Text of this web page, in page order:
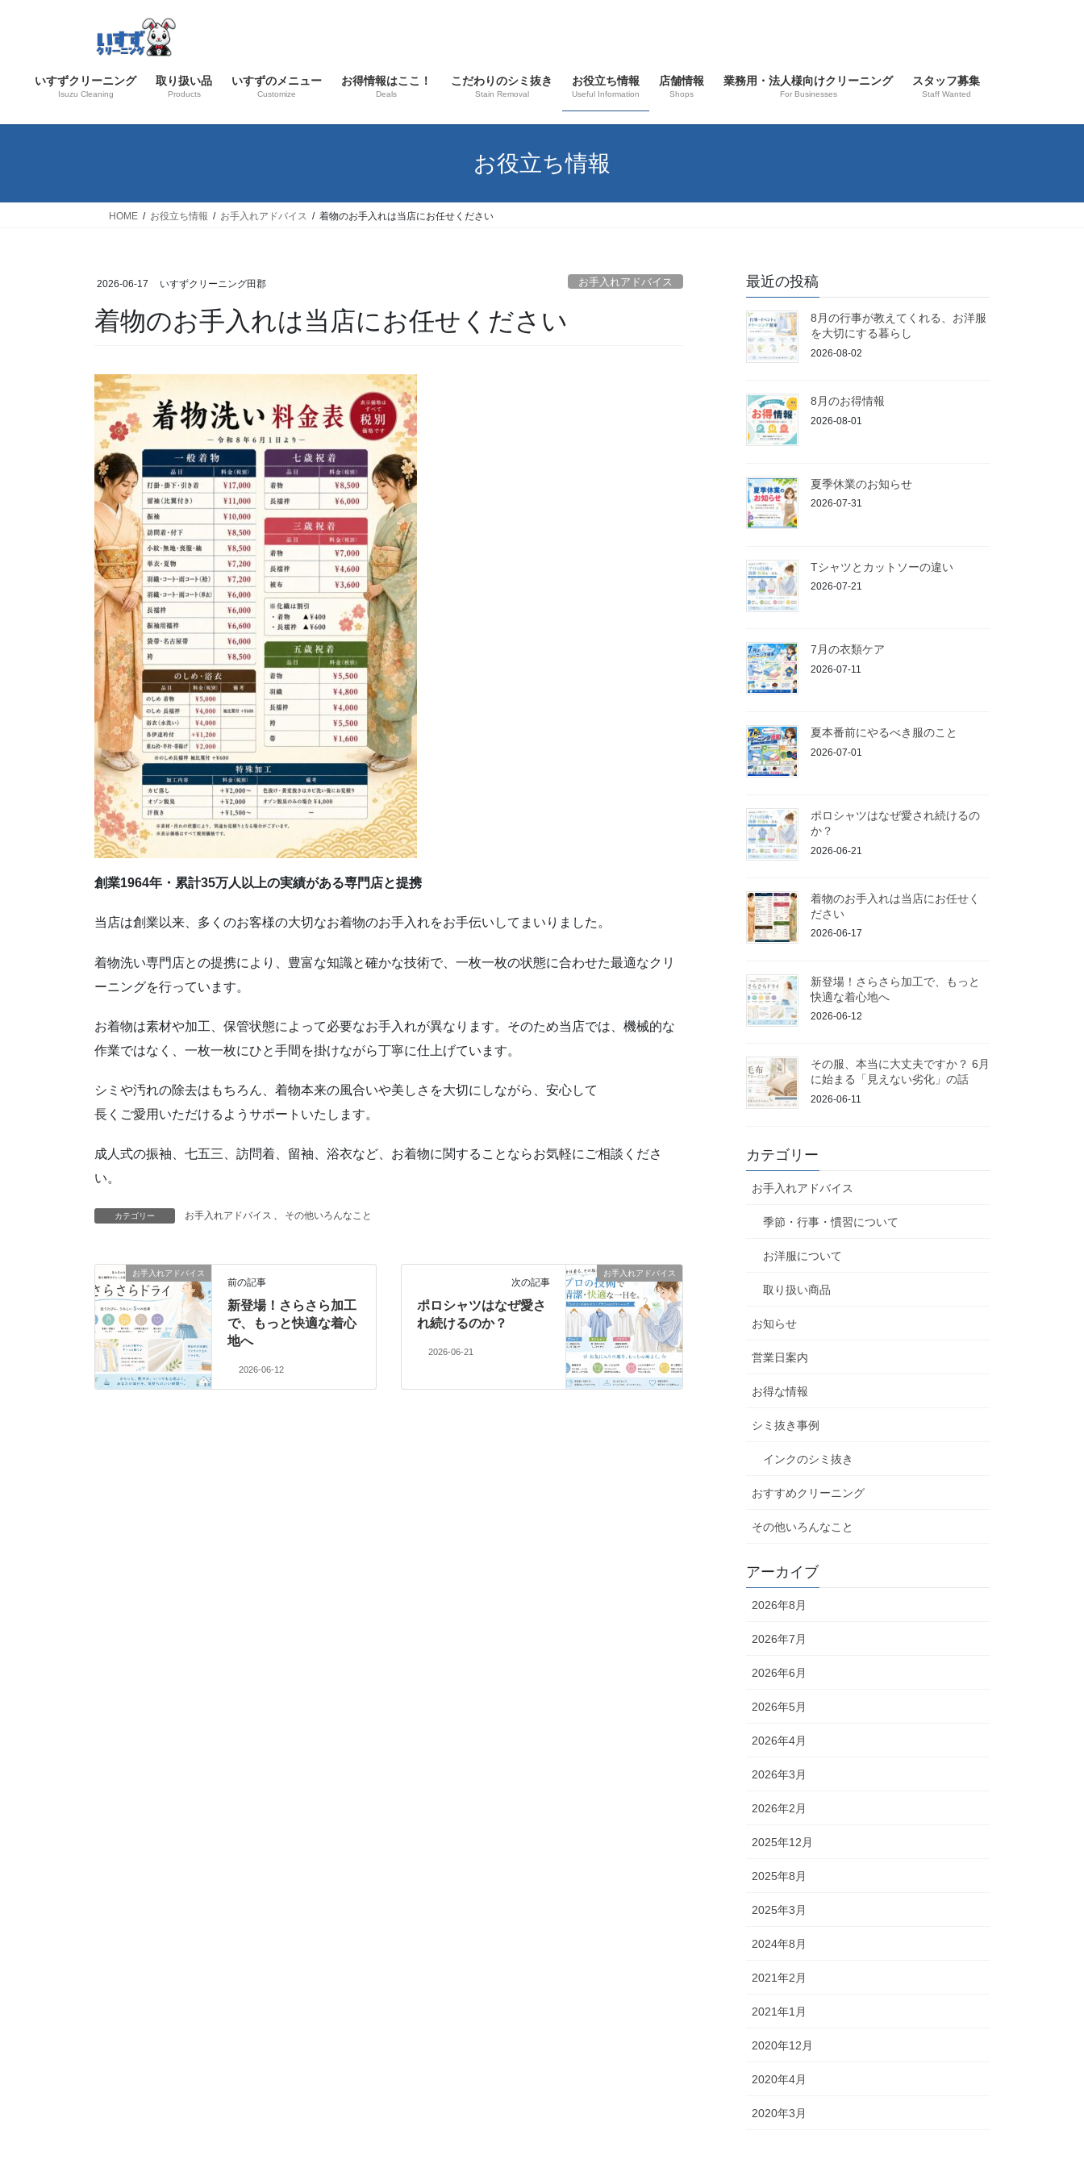
ス
ン
いすずクリーニング
Isuzu Cleaning
取り扱い品
Products
いすずのメニュー
Customize
お得情報はここ！
Deals
こだわりのシミ抜き
Stain Removal
お役立ち情報
Useful Information
店舗情報
Shops
業務用・法人様向けクリーニング
For Businesses
スタッフ募集
Staff Wanted
お役立ち情報
HOME お役立ち情報 お手入れアドバイス 着物のお手入れは当店にお任せください
2026-06-17 いすずクリーニング田郡 お手入れアドバイス
着物のお手入れは当店にお任せください
創業1964年・累計35万人以上の実績がある専門店と提携
当店は創業以来、多くのお客様の大切なお着物のお手入れをお手伝いしてまいりました。
着物洗い専門店との提携により、豊富な知識と確かな技術で、一枚一枚の状態に合わせた最適なクリ
ーニングを行っています。
お着物は素材や加工、保管状態によって必要なお手入れが異なります。そのため当店では、機械的な
作業ではなく、一枚一枚にひと手間を掛けながら丁寧に仕上げています。
シミや汚れの除去はもちろん、着物本来の風合いや美しさを大切にしながら、安心して
長くご愛用いただけるようサポートいたします。
成人式の振袖、七五三、訪問着、留袖、浴衣など、お着物に関することならお気軽にご相談くださ
い。
カテゴリー お手入れアドバイス 、 その他いろんなこと
お手入れアドバイス
前の記事
新登場！さらさら加工
で、もっと快適な着心
地へ
2026-06-12
お手入れアドバイス
次の記事
ポロシャツはなぜ愛さ
れ続けるのか？
2026-06-21
最近の投稿
8月の行事が教えてくれる、お洋服
を大切にする暮らし
2026-08-02
8月のお得情報
2026-08-01
夏季休業のお知らせ
2026-07-31
Tシャツとカットソーの違い
2026-07-21
7月の衣類ケア
2026-07-11
夏本番前にやるべき服のこと
2026-07-01
ポロシャツはなぜ愛され続けるの
か？
2026-06-21
着物のお手入れは当店にお任せく
ださい
2026-06-17
新登場！さらさら加工で、もっと
快適な着心地へ
2026-06-12
その服、本当に大丈夫ですか？ 6月
に始まる「見えない劣化」の話
2026-06-11
カテゴリー
お手入れアドバイス
季節・行事・慣習について
お洋服について
取り扱い商品
お知らせ
営業日案内
お得な情報
シミ抜き事例
インクのシミ抜き
おすすめクリーニング
その他いろんなこと
アーカイブ
2026年8月
2026年7月
2026年6月
2026年5月
2026年4月
2026年3月
2026年2月
2025年12月
2025年8月
2025年3月
2024年8月
2021年2月
2021年1月
2020年12月
2020年4月
2020年3月